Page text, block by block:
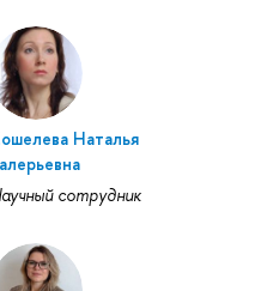
Наталья
сотрудник